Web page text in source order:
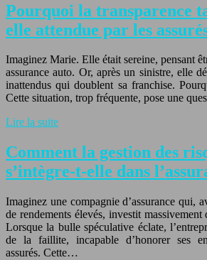
Pourquoi la transparence
elle attendue par les
Imaginez Marie. Elle était sereine, pensant
assurance auto. Or, après un sinistre, elle
inattendus qui doublent sa franchise.
Cette situation, trop fréquente, pose une
Lire la suite
Comment la gestion des
s’intègre-t-elle dans
Imaginez une compagnie d’assurance qui,
de rendements élevés, investit massivement
Lorsque la bulle spéculative éclate,
de la faillite, incapable d’honorer ses
assurés. Cette…